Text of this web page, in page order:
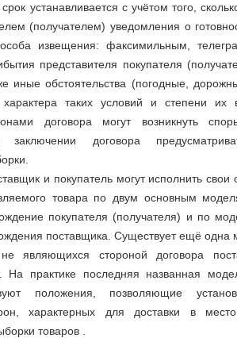
устанавливается с учётом того,
(получателем) уведомления о
извещения: факсимильным,
представителя покупателя
иные обстоятельства (погодные,
таких условий и степени их
договора могут возникнуть
договора
и покупатель могут исполнить свои
товара по двум основным
покупателя (получателя) и по
поставщика. Существует ещё одна
являющихся стороной договора
На практике последняя названная
положения, позволяющие
характерных для доставки в
товаров .